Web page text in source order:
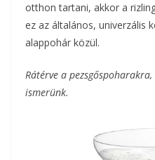
otthon tartani, akkor a
ez az általános, univerzális
alappohár közül.
Rátérve a
ismerünk.